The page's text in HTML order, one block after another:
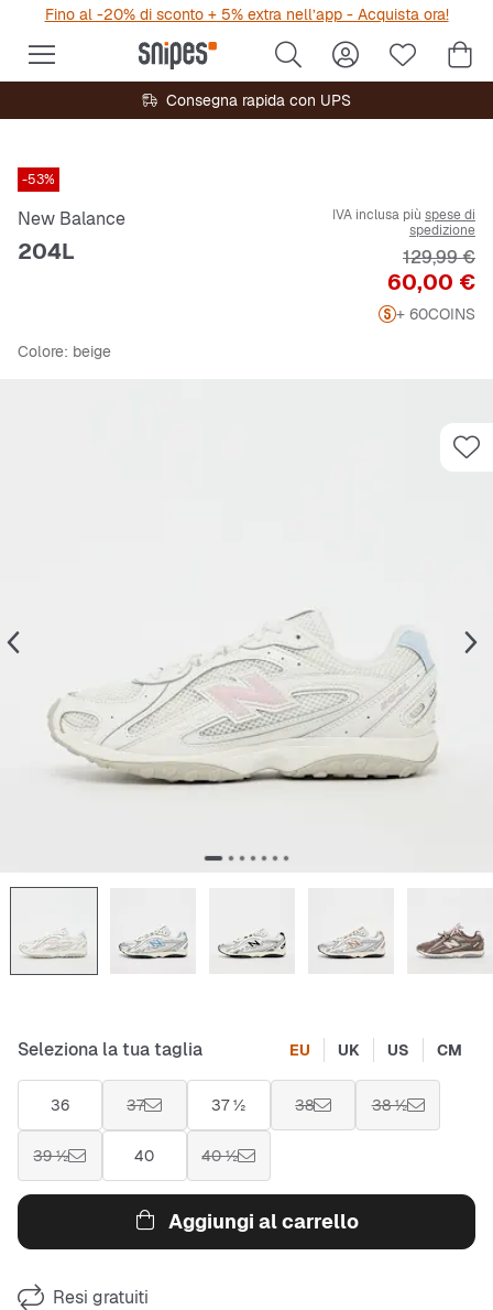
Fino al -20% di sconto + 5% extra nell’app - Acquista ora!
Consegna rapida con UPS
-53%
New Balance
204L
IVA inclusa più spese di
spedizione
Prezzo
60,00 €
Prezzo
129,99 €
+ 60COINS
Colore: beige
Seleziona la tua taglia EU UK US CM
36 37 37 ½ 38 38 ½
39 ½ 40 40 ½
Aggiungi al carrello
Resi gratuiti